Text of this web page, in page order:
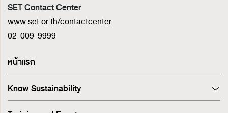
SET Contact Center
www.set.or.th/contactcenter
02-009-9999
หน้าแรก
Know Sustainability
Sustainability at A Glance